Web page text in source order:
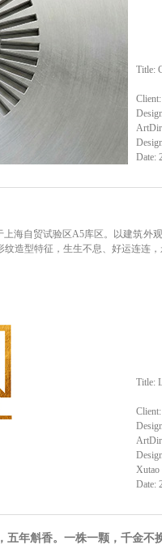
Title:
Date:
海自贸试验区A5库区。以建筑外
造型特征，生生不息、好运连连
Title:
Xutao
Date:
年斛香。一株一颗，千金不换